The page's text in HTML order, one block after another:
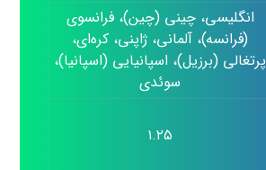
انگلیسی، چینی (چین)، فرانسوی
(فرانسه)، آلمانی، ژاپنی، کره‌ای،
پرتغالی (برزیل)، اسپانیایی (اسپانیا)،
سوئدی
۱.۲۵